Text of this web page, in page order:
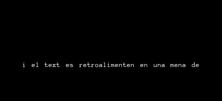
i el text es retroalimenten en una mena de